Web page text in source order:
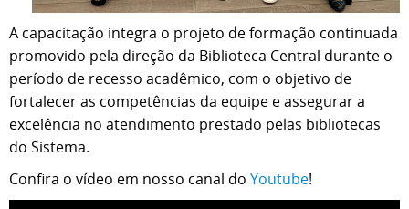
A capacitação integra o projeto de formação continuada
promovido pela direção da Biblioteca Central durante o
período de recesso acadêmico, com o objetivo de
fortalecer as competências da equipe e assegurar a
excelência no atendimento prestado pelas bibliotecas
do Sistema.
Confira o vídeo em nosso canal do Youtube!